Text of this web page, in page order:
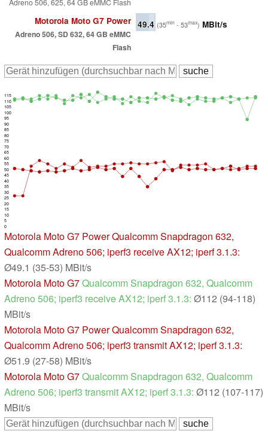
Adreno 506, 625, 64 GB eMMC Flash
Motorola Moto G7 Power
Adreno 506, SD 632, 64 GB eMMC
Flash
49.4 (35min - 53max) MBit/s
0
5
10
15
20
25
30
35
40
45
50
55
60
65
70
75
80
85
90
95
100
105
110
115
Motorola Moto G7 PowerQualcomm Snapdragon 632,
Qualcomm Adreno 506; iperf3 receive AX12; iperf 3.1.3:
Ø49.1 (35-53) MBit/s
Motorola Moto G7Qualcomm Snapdragon 632, Qualcomm
Adreno 506; iperf3 receive AX12; iperf 3.1.3: Ø112 (94-118)
MBit/s
Motorola Moto G7 PowerQualcomm Snapdragon 632,
Qualcomm Adreno 506; iperf3 transmit AX12; iperf 3.1.3:
Ø51.9 (27-58) MBit/s
Motorola Moto G7Qualcomm Snapdragon 632, Qualcomm
Adreno 506; iperf3 transmit AX12; iperf 3.1.3: Ø112 (107-117)
MBit/s